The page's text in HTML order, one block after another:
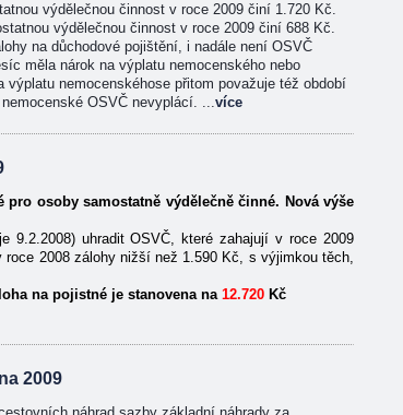
výdělečnou činnost v roce 2009 činí 1.720 Kč.
výdělečnou činnost v roce 2009 činí 688 Kč.
na důchodové pojištění, i nadále není OSVČ
měla nárok na výplatu nemocenského nebo
nemocenskéhose přitom považuje též období
OSVČ nevyplácí. ...více
pro osoby samostatně výdělečně činné. Nová výše
9.2.2008) uhradit OSVČ, které zahajují v roce 2009
2008 zálohy nižší než 1.590 Kč, s výjimkou těch,
na pojistné je stanovena na 12.720 Kč
2009